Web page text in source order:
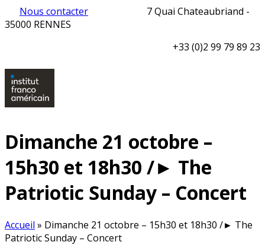
Nous contacter
7 Quai Chateaubriand -
35000 RENNES
+33 (0)2 99 79 89 23
Dimanche 21 octobre –
15h30 et 18h30 /► The
Patriotic Sunday – Concert
Accueil » Dimanche 21 octobre – 15h30 et 18h30 /► The
Patriotic Sunday – Concert